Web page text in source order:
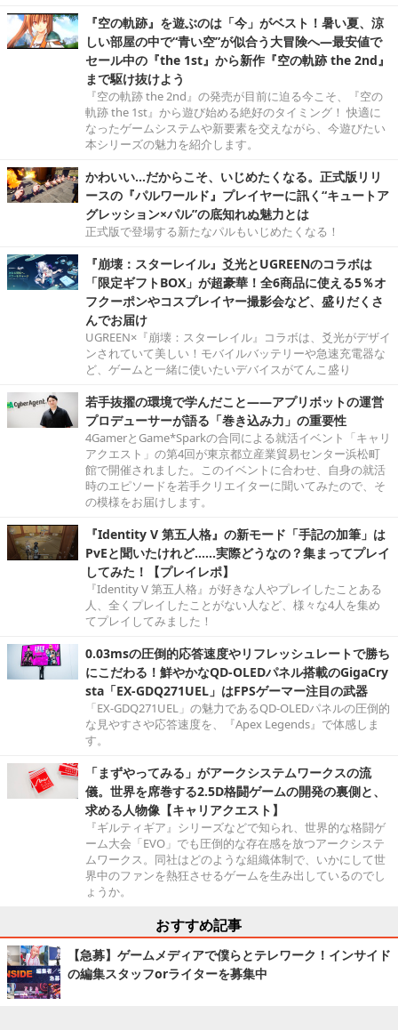
『空の軌跡』を遊ぶのは「今」がベスト！暑い夏、涼
しい部屋の中で“青い空”が似合う大冒険へ―最安値で
セール中の『the 1st』から新作『空の軌跡 the 2nd』
まで駆け抜けよう
『空の軌跡 the 2nd』の発売が目前に迫る今こそ、『空の
軌跡 the 1st』から遊び始める絶好のタイミング！ 快適に
なったゲームシステムや新要素を交えながら、今遊びたい
本シリーズの魅力を紹介します。
かわいい…だからこそ、いじめたくなる。正式版リリ
ースの『パルワールド』プレイヤーに訊く“キュートア
グレッション×パル”の底知れぬ魅力とは
正式版で登場する新たなパルもいじめたくなる！
『崩壊：スターレイル』爻光とUGREENのコラボは
「限定ギフトBOX」が超豪華！全6商品に使える5％オ
フクーポンやコスプレイヤー撮影会など、盛りだくさ
んでお届け
UGREEN×『崩壊：スターレイル』コラボは、爻光がデザイ
ンされていて美しい！モバイルバッテリーや急速充電器な
ど、ゲームと一緒に使いたいデバイスがてんこ盛り
若手抜擢の環境で学んだこと――アプリボットの運営
プロデューサーが語る「巻き込み力」の重要性
4GamerとGame*Sparkの合同による就活イベント「キャリ
アクエスト」の第4回が東京都立産業貿易センター浜松町
館で開催されました。このイベントに合わせ、自身の就活
時のエピソードを若手クリエイターに聞いてみたので、そ
の模様をお届けします。
『Identity V 第五人格』の新モード「手記の加筆」は
PvEと聞いたけれど……実際どうなの？集まってプレイ
してみた！【プレイレポ】
『Identity V 第五人格』が好きな人やプレイしたことある
人、全くプレイしたことがない人など、様々な4人を集め
てプレイしてみました！
0.03msの圧倒的応答速度やリフレッシュレートで勝ち
にこだわる！鮮やかなQD-OLEDパネル搭載のGigaCry
sta「EX-GDQ271UEL」はFPSゲーマー注目の武器
「EX-GDQ271UEL」の魅力であるQD-OLEDパネルの圧倒的
な見やすさや応答速度を、『Apex Legends』で体感しま
す。
「まずやってみる」がアークシステムワークスの流
儀。世界を席巻する2.5D格闘ゲームの開発の裏側と、
求める人物像【キャリアクエスト】
『ギルティギア』シリーズなどで知られ、世界的な格闘ゲ
ーム大会「EVO」でも圧倒的な存在感を放つアークシステ
ムワークス。同社はどのような組織体制で、いかにして世
界中のファンを熱狂させるゲームを生み出しているのでし
ょうか。
おすすめ記事
【急募】ゲームメディアで僕らとテレワーク！インサイド
の編集スタッフorライターを募集中